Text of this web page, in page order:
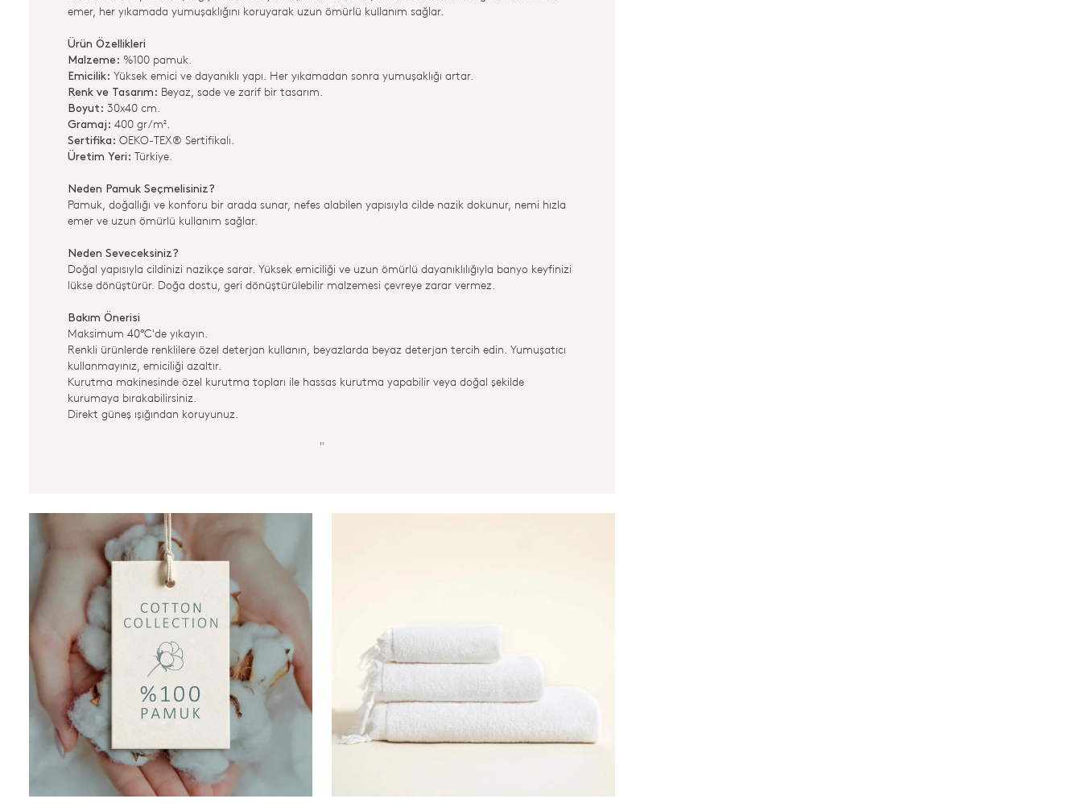
emer, her yıkamada yumuşaklığını koruyarak uzun ömürlü kullanım sağlar.
Ürün Özellikleri
Malzeme: %100 pamuk.
Emicilik: Yüksek emici ve dayanıklı yapı. Her yıkamadan sonra yumuşaklığı artar.
Renk ve Tasarım: Beyaz, sade ve zarif bir tasarım.
Boyut: 30x40 cm.
Gramaj: 400 gr/m².
Sertifika: OEKO-TEX® Sertifikalı.
Üretim Yeri: Türkiye.
Neden Pamuk Seçmelisiniz?
Pamuk, doğallığı ve konforu bir arada sunar, nefes alabilen yapısıyla cilde nazik dokunur, nemi hızla
emer ve uzun ömürlü kullanım sağlar.
Neden Seveceksiniz?
Doğal yapısıyla cildinizi nazikçe sarar. Yüksek emiciliği ve uzun ömürlü dayanıklılığıyla banyo keyfinizi
lükse dönüştürür. Doğa dostu, geri dönüştürülebilir malzemesi çevreye zarar vermez.
Bakım Önerisi
Maksimum 40°C'de yıkayın.
Renkli ürünlerde renklilere özel deterjan kullanın, beyazlarda beyaz deterjan tercih edin. Yumuşatıcı
kullanmayınız, emiciliği azaltır.
Kurutma makinesinde özel kurutma topları ile hassas kurutma yapabilir veya doğal şekilde
kurumaya bırakabilirsiniz.
Direkt güneş ışığından koruyunuz.
"